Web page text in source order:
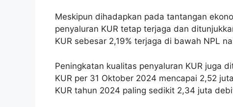
Meskipun dihadapkan pada tantangan
penyaluran KUR tetap terjaga dan
KUR sebesar 2,19% terjaga di bawah NPL
Peningkatan kualitas penyaluran KUR juga
KUR per 31 Oktober 2024 mencapai 2,52
KUR tahun 2024 paling sedikit 2,34 juta